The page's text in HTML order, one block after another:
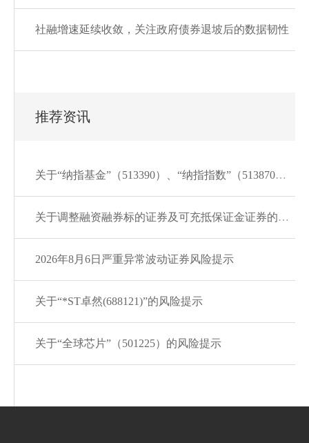
社融增速延续收敛，关注政府债券退坡后的数据韧性
推荐资讯
关于“纳指基金”（513390）、“纳指指数”（513870）的风险提示
关于调整融资融券标的证券及可充抵保证金证券的通知20260807
2026年8月6日严重异常波动证券风险提示
关于“*ST卓然(688121)”的风险提示
关于“全球芯片”（501225）的风险提示